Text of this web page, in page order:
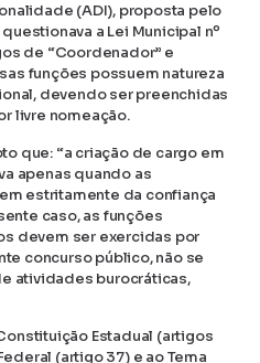
(ADI), proposta pelo
a Lei Municipal nº
de “Coordenador” e
funções possuem natureza
devendo ser preenchidas
livre nomeação.
que: “a criação de cargo em
apenas quando as
estritamente da confiança
caso, as funções
devem ser exercidas por
concurso público, não se
atividades burocráticas,
Estadual (artigos
(artigo 37) e ao Tema